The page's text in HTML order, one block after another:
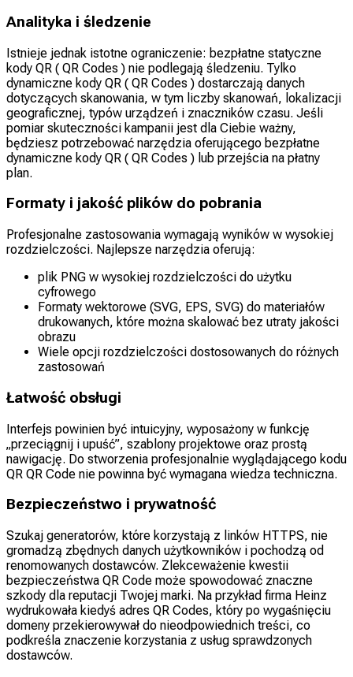
Analityka i śledzenie
Istnieje jednak istotne ograniczenie: bezpłatne statyczne
kody QR ( QR Codes ) nie podlegają śledzeniu. Tylko
dynamiczne kody QR ( QR Codes ) dostarczają danych
dotyczących skanowania, w tym liczby skanowań, lokalizacji
geograficznej, typów urządzeń i znaczników czasu. Jeśli
pomiar skuteczności kampanii jest dla Ciebie ważny,
będziesz potrzebować narzędzia oferującego bezpłatne
dynamiczne kody QR ( QR Codes ) lub przejścia na płatny
plan.
Formaty i jakość plików do pobrania
Profesjonalne zastosowania wymagają wyników w wysokiej
rozdzielczości. Najlepsze narzędzia oferują:
plik PNG w wysokiej rozdzielczości do użytku
cyfrowego
Formaty wektorowe (SVG, EPS, SVG) do materiałów
drukowanych, które można skalować bez utraty jakości
obrazu
Wiele opcji rozdzielczości dostosowanych do różnych
zastosowań
Łatwość obsługi
Interfejs powinien być intuicyjny, wyposażony w funkcję
„przeciągnij i upuść”, szablony projektowe oraz prostą
nawigację. Do stworzenia profesjonalnie wyglądającego kodu
QR QR Code nie powinna być wymagana wiedza techniczna.
Bezpieczeństwo i prywatność
Szukaj generatorów, które korzystają z linków HTTPS, nie
gromadzą zbędnych danych użytkowników i pochodzą od
renomowanych dostawców. Zlekceważenie kwestii
bezpieczeństwa QR Code może spowodować znaczne
szkody dla reputacji Twojej marki. Na przykład firma Heinz
wydrukowała kiedyś adres QR Codes, który po wygaśnięciu
domeny przekierowywał do nieodpowiednich treści, co
podkreśla znaczenie korzystania z usług sprawdzonych
dostawców.